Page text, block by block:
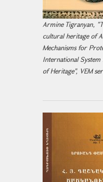
Armine Tigranyan,
cultural heritage of
Mechanisms for
International
of Heritage", VEM